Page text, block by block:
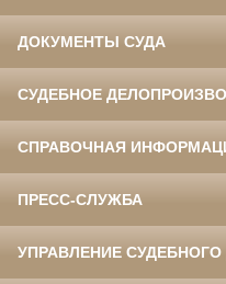
ДОКУМЕНТЫ СУДА
СУДЕБНОЕ
СПРАВОЧНАЯ
ПРЕСС-СЛУЖБА
УПРАВЛЕНИЕ